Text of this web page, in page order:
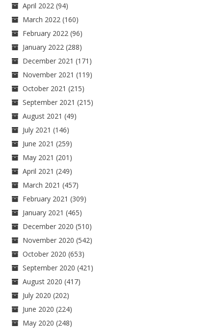
April 2022 (94)
March 2022 (160)
February 2022 (96)
January 2022 (288)
December 2021 (171)
November 2021 (119)
October 2021 (215)
September 2021 (215)
August 2021 (49)
July 2021 (146)
June 2021 (259)
May 2021 (201)
April 2021 (249)
March 2021 (457)
February 2021 (309)
January 2021 (465)
December 2020 (510)
November 2020 (542)
October 2020 (653)
September 2020 (421)
August 2020 (417)
July 2020 (202)
June 2020 (224)
May 2020 (248)